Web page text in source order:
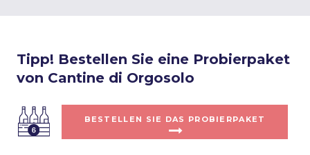
Tipp! Bestellen Sie eine Probierpaket
von Cantine di Orgosolo
BESTELLEN SIE DAS PROBIERPAKET